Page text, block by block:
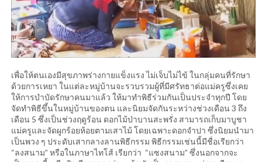
เพื่อให้ตนเองมีสุขภาพร่างกายแข็งแรง ไม่เจ็บไม่ไข้ ในกลุ่มคนที่รักษา
ด้วยการเหยา ในแต่ละหมู่บ้านจะรวบรวมผู้ที่มีศรัทธาต่อแม่ครูซึ่งเคย
ให้การบำบัดรักษาคนมาแล้ว ให้มาทำพิธีร่วมกันเป็นประจำทุกปี โดย
จัดทำพิธีขึ้นในหมู่บ้านของตน และนิยมจัดกันระหว่างช่วงเดือน 3 ถึง
เดือน 5 ซึ่งเป็นช่วงฤดูร้อน ดอกไม้ป่าบานสะพรั่ง สามารถเก็บมาบูชา
แม่ครูและจัดผูกร้อยห้อยตามเสาไม้ โดยเฉพาะดอกจำปา ซึ่งนิยมนำมา
เป็นพวง ๆ ประดับเสากลางลานพิธีกรรม พิธีกรรมเช่นนี้มีชื่อเรียกว่า
“ลงสนาม” หรือในภาษาไทโส้ เรียกว่า “แซงสนาม” ซึ่งนอกจากจะ